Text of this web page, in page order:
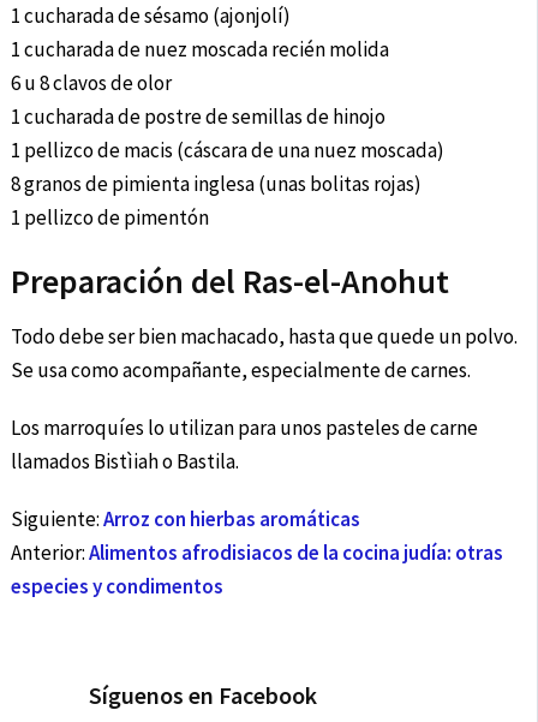
1 cucharada de sésamo (ajonjolí)
1 cucharada de nuez moscada recién molida
6 u 8 clavos de olor
1 cucharada de postre de semillas de hinojo
1 pellizco de macis (cáscara de una nuez moscada)
8 granos de pimienta inglesa (unas bolitas rojas)
1 pellizco de pimentón
Preparación del Ras-el-Anohut
Todo debe ser bien machacado, hasta que quede un polvo.
Se usa como acompañante, especialmente de carnes.
Los marroquíes lo utilizan para unos pasteles de carne
llamados Bistìiah o Bastila.
Siguiente:Arroz con hierbas aromáticas
Anterior:Alimentos afrodisiacos de la cocina judía: otras
especies y condimentos
Síguenos en Facebook